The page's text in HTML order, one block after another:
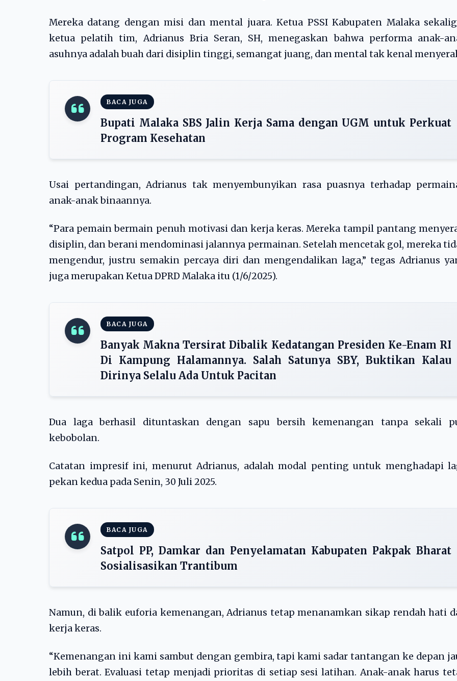
Mereka datang dengan misi dan mental juara. Ketua PSSI Kabupaten Malaka
ketua pelatih tim, Adrianus Bria Seran, SH, menegaskan bahwa performa anak-
asuhnya adalah buah dari disiplin tinggi, semangat juang, dan mental tak kenal
BACA JUGA
Bupati Malaka SBS Jalin Kerja Sama dengan UGM untuk Perkuat
Program Kesehatan
Usai pertandingan, Adrianus tak menyembunyikan rasa puasnya terhadap
anak-anak binaannya.
“Para pemain bermain penuh motivasi dan kerja keras. Mereka tampil pantang
disiplin, dan berani mendominasi jalannya permainan. Setelah mencetak gol, mereka
mengendur, justru semakin percaya diri dan mengendalikan laga,” tegas Adrianus
juga merupakan Ketua DPRD Malaka itu (1/6/2025).
BACA JUGA
Banyak Makna Tersirat Dibalik Kedatangan Presiden Ke-Enam RI
Di Kampung Halamannya. Salah Satunya SBY, Buktikan Kalau
Dirinya Selalu Ada Untuk Pacitan
Dua laga berhasil dituntaskan dengan sapu bersih kemenangan tanpa sekali
kebobolan.
Catatan impresif ini, menurut Adrianus, adalah modal penting untuk menghadapi
pekan kedua pada Senin, 30 Juli 2025.
BACA JUGA
Satpol PP, Damkar dan Penyelamatan Kabupaten Pakpak Bharat
Sosialisasikan Trantibum
Namun, di balik euforia kemenangan, Adrianus tetap menanamkan sikap rendah hati
kerja keras.
“Kemenangan ini kami sambut dengan gembira, tapi kami sadar tantangan ke depan
lebih berat. Evaluasi tetap menjadi prioritas di setiap sesi latihan. Anak-anak harus